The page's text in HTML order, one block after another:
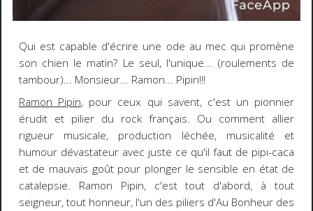
Qui est capable d'écrire une ode au mec qui promène
son chien le matin? Le seul, l'unique... (roulements de
tambour)... Monsieur... Ramon... Pipin!!!
Ramon Pipin, pour ceux qui savent, c'est un pionnier
érudit et pilier du rock français. Ou comment allier
rigueur musicale, production léchée, musicalité et
humour dévastateur avec juste ce qu'il faut de pipi-caca
et de mauvais goût pour plonger le sensible en état de
catalepsie. Ramon Pipin, c'est tout d'abord, à tout
seigneur, tout honneur, l'un des piliers d'Au Bonheur des